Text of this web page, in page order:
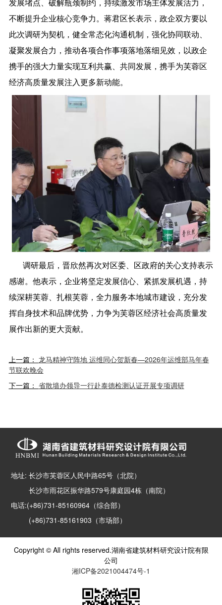
不断提升企业核心竞争力。蒋君区长表示，政企双方要以
此次调研为契机，健全常态化沟通机制，强化协同联动、
凝聚发展合力，推动各项合作事项落地落细见效，以政企
携手的强大力量实现互利共赢、共同发展，携手为芙蓉区
经济高质量发展注入更多新动能。
调研最后，晋欣然再次对区委、区政府的关心支持表示
感谢。他表示，企业将坚定发展信心、紧抓发展机遇，持
续深耕芙蓉、扎根芙蓉，全力服务本地城市建设，充分发
挥自身技术和品牌优势，力争为芙蓉区经济社会高质量发
展作出新的更大贡献。
上一篇： 龙马精神守阵地 运维同心贺新春—2026年运维部马年春
节联欢晚会
下一篇： 省散墙办领导一行赴泰德检测认证开展专项调研
地址: 长沙市芙蓉区人民中路65号（北院）
长沙市雨花区振华路579号康庭园4栋（南院）
电话:(+86)731-85160964（综合部）
(+86)731-85161903（市场部）
Copyright © All rights reserved.湖南省建筑材料研究设计院有限
公司
湘ICP备2021004474号-1